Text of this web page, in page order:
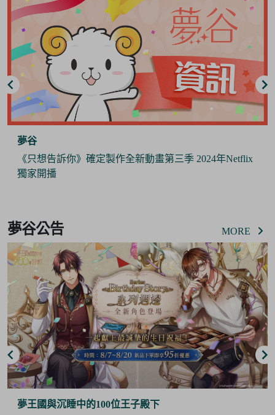
夢谷
《只想告訴你》確定製作全新動畫第三季 2024年Netflix
獨家開播
of
6
夢谷公告 MORE
夢王國與沉睡中的100位王子殿下